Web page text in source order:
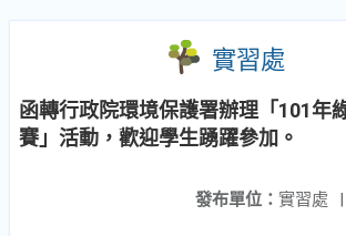
實習處
函轉行政院環境保護署辦理「101年
賽」活動，歡迎學生踴躍參加。
發布單位： 實習處 |